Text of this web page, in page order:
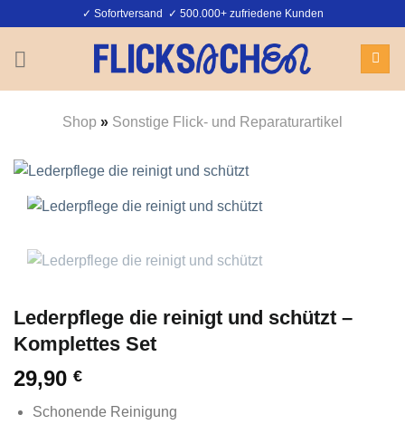
springen
✓ Sofortversand ✓ 500.000+ zufriedene Kunden
Shop » Sonstige Flick- und Reparaturartikel
Lederpflege die reinigt und schützt –
Komplettes Set
29,90 €
Schonende Reinigung